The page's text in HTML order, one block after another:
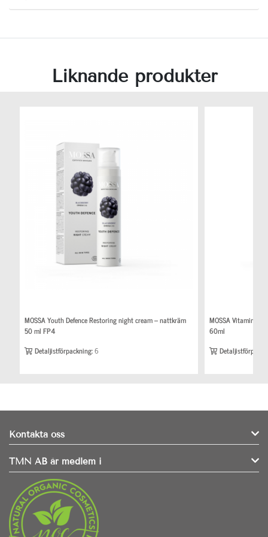
Liknande produkter
MOSSA Youth Defence Restoring night cream – nattkräm
50 ml FP4
Detaljistförpackning:6
MOSSA Vitamin
60ml
Kontakta oss
TMN AB är medlem i